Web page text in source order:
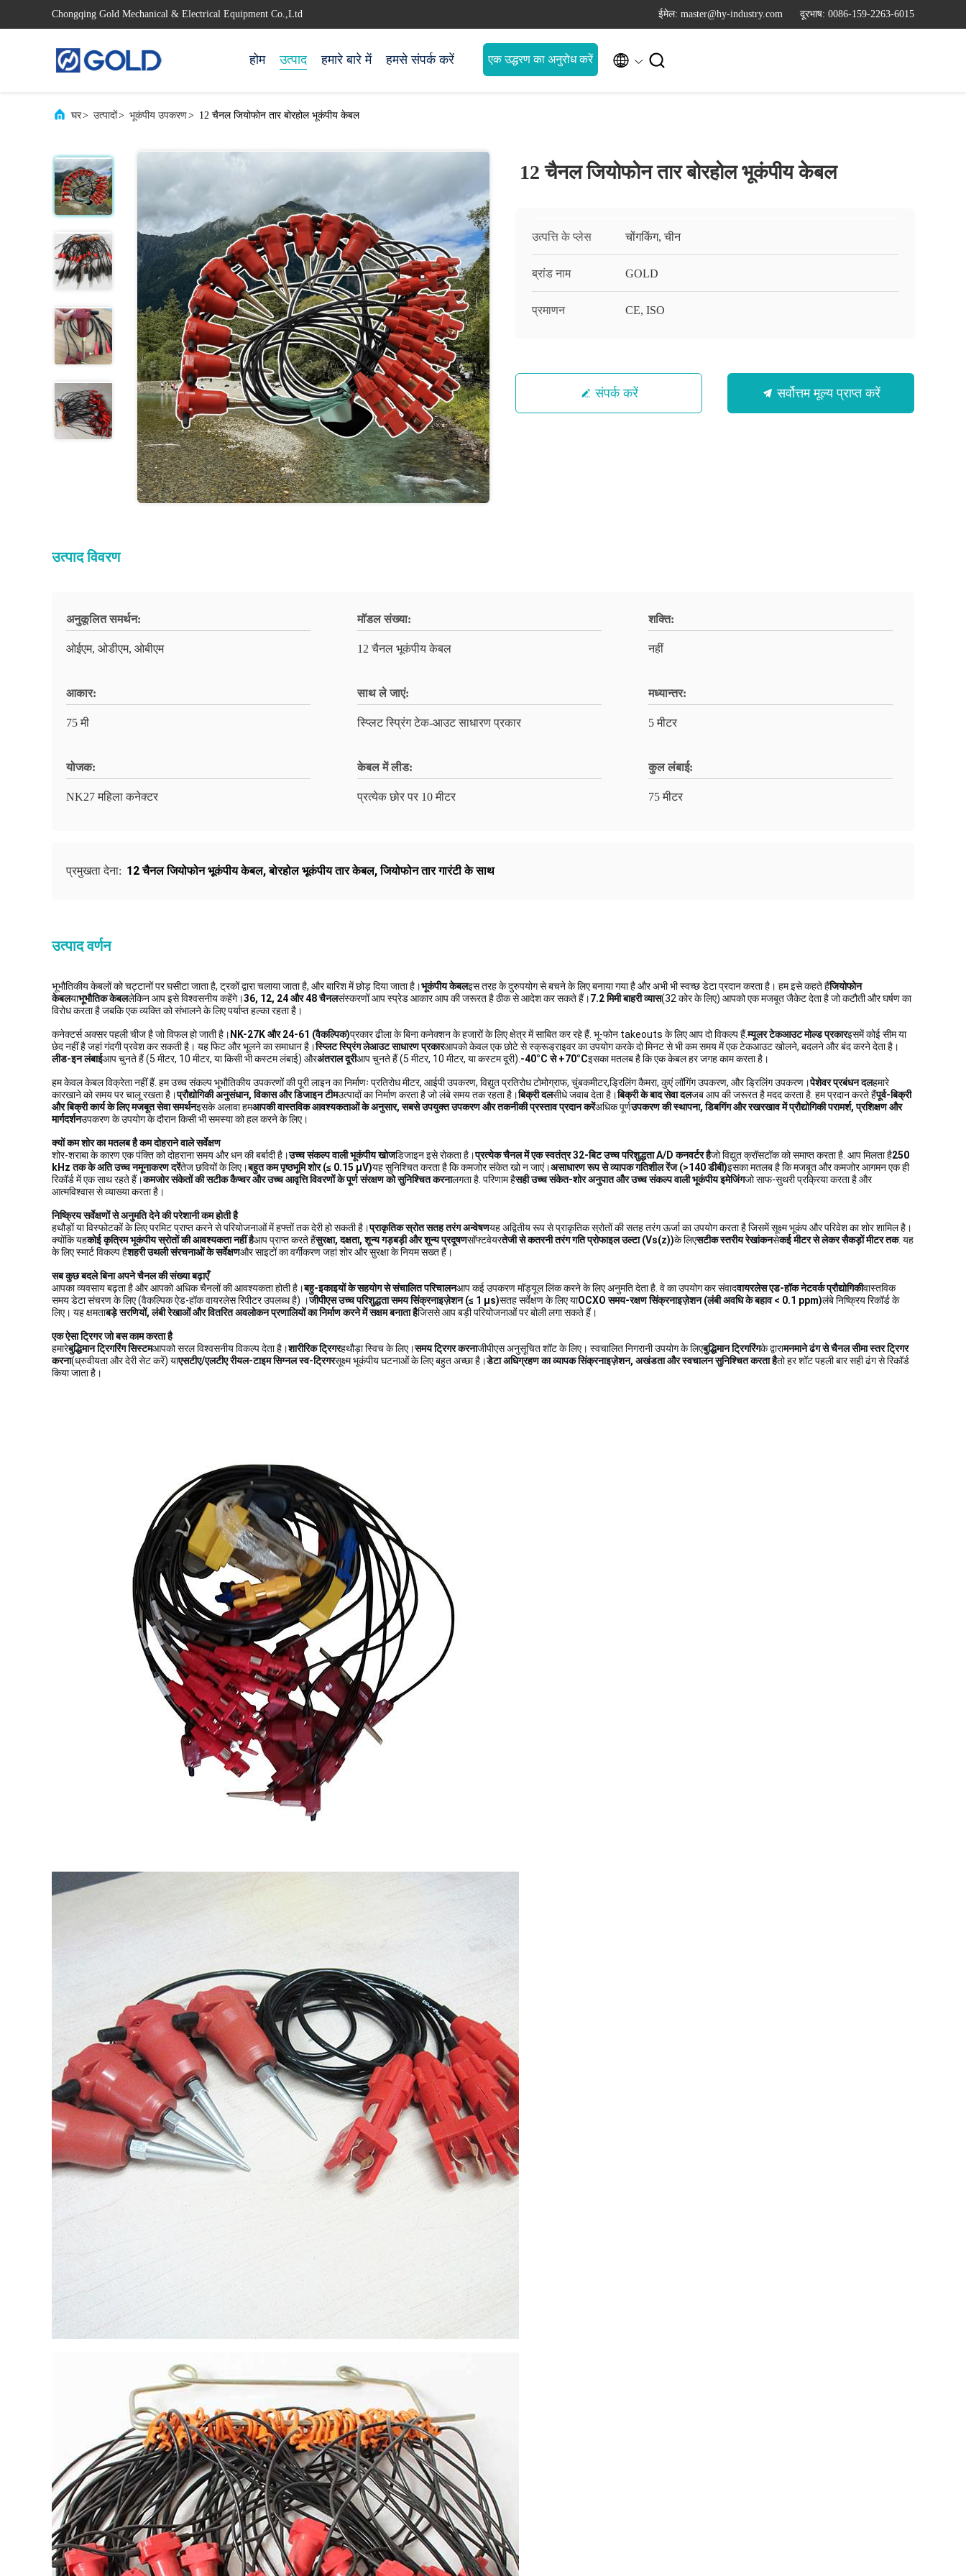
Chongqing Gold Mechanical & Electrical Equipment Co.,Ltd ईमेल: master@hy-industry.com दूरभाष: 0086-159-2263-6015
होम उत्पाद हमारे बारे में हमसे संपर्क करें एक उद्धरण का अनुरोध करें  
घर> उत्पादों> भूकंपीय उपकरण> 12 चैनल जियोफोन तार बोरहोल भूकंपीय केबल
12 चैनल जियोफोन तार बोरहोल भूकंपीय केबल
उत्पत्ति के प्लेस चोंगकिंग, चीन
ब्रांड नाम GOLD
प्रमाणन CE, ISO
संपर्क करें सर्वोत्तम मूल्य प्राप्त करें
उत्पाद विवरण
अनुकूलित समर्थन:
ओईएम, ओडीएम, ओबीएम
मॉडल संख्या:
12 चैनल भूकंपीय केबल
शक्ति:
नहीं
आकार:
75 मी
साथ ले जाएं:
स्प्लिट स्प्रिंग टेक-आउट साधारण प्रकार
मध्यान्तर:
5 मीटर
योजक:
NK27 महिला कनेक्टर
केबल में लीड:
प्रत्येक छोर पर 10 मीटर
कुल लंबाई:
75 मीटर
प्रमुखता देना: 12 चैनल जियोफोन भूकंपीय केबल,बोरहोल भूकंपीय तार केबल,जियोफोन तार गारंटी के साथ
उत्पाद वर्णन
भूभौतिकीय केबलों को चट्टानों पर घसीटा जाता है, ट्रकों द्वारा चलाया जाता है, और बारिश में छोड़ दिया जाता है।भूकंपीय केबलइस तरह के दुरुपयोग से बचने के लिए बनाया गया है और अभी भी स्वच्छ डेटा प्रदान करता है। हम इसे कहते हैंजियोफोन
केबलयाभूभौतिक केबललेकिन आप इसे विश्वसनीय कहेंगे।36, 12, 24 और 48 चैनलसंस्करणों आप स्प्रेड आकार आप की जरूरत है ठीक से आदेश कर सकते हैं।7.2 मिमी बाहरी व्यास(32 कोर के लिए) आपको एक मजबूत जैकेट देता है जो कटौती और घर्षण का
विरोध करता है जबकि एक व्यक्ति को संभालने के लिए पर्याप्त हल्का रहता है।
कनेक्टर्स अक्सर पहली चीज है जो विफल हो जाती है। NK-27K और 24-61 (वैकल्पिक)प्रकार ढीला के बिना कनेक्शन के हजारों के लिए क्षेत्र में साबित कर रहे हैं. भू-फोन takeouts के लिए आप दो विकल्प हैं.म्यूलर टेकआउट मोल्ड प्रकारइसमें कोई सीम या
छेद नहीं है जहां गंदगी प्रवेश कर सकती है। यह फिट और भूलने का समाधान है।स्प्लिट स्प्रिंग लेआउट साधारण प्रकारआपको केवल एक छोटे से स्क्रूड्राइवर का उपयोग करके दो मिनट से भी कम समय में एक टेकआउट खोलने, बदलने और बंद करने देता है।
लीड-इन लंबाईआप चुनते हैं (5 मीटर, 10 मीटर, या किसी भी कस्टम लंबाई) औरअंतराल दूरीआप चुनते हैं (5 मीटर, 10 मीटर, या कस्टम दूरी). -40°C से +70°Cइसका मतलब है कि एक केबल हर जगह काम करता है।
हम केवल केबल विक्रेता नहीं हैं. हम उच्च संकल्प भूभौतिकीय उपकरणों की पूरी लाइन का निर्माणः प्रतिरोध मीटर, आईपी उपकरण, विद्युत प्रतिरोध टोमोग्राफ, चुंबकमीटर,ड्रिलिंग कैमरा, कुएं लॉगिंग उपकरण, और ड्रिलिंग उपकरण।पेशेवर प्रबंधन दलहमारे
कारखाने को समय पर चालू रखता है।प्रौद्योगिकी अनुसंधान, विकास और डिजाइन टीमउत्पादों का निर्माण करता है जो लंबे समय तक रहता है।बिक्री दलसीधे जवाब देता है।बिक्री के बाद सेवा दलजब आप की जरूरत है मदद करता है. हम प्रदान करते हैंपूर्व-बिक्री
और बिक्री कार्य के लिए मजबूत सेवा समर्थनइसके अलावा हमआपकी वास्तविक आवश्यकताओं के अनुसार, सबसे उपयुक्त उपकरण और तकनीकी प्रस्ताव प्रदान करेंअधिक पूर्णउपकरण की स्थापना, डिबगिंग और रखरखाव में प्रौद्योगिकी परामर्श, प्रशिक्षण और
मार्गदर्शनउपकरण के उपयोग के दौरान किसी भी समस्या को हल करने के लिए।
क्यों कम शोर का मतलब है कम दोहराने वाले सर्वेक्षण
शोर-शराबा के कारण एक पंक्ति को दोहराना समय और धन की बर्बादी है।उच्च संकल्प वाली भूकंपीय खोजडिजाइन इसे रोकता है।प्रत्येक चैनल में एक स्वतंत्र 32-बिट उच्च परिशुद्धता A/D कनवर्टर हैजो विद्युत क्रॉसटॉक को समाप्त करता है. आप मिलता है250
kHz तक के अति उच्च नमूनाकरण दरेंतेज छवियों के लिए।बहुत कम पृष्ठभूमि शोर (≤ 0.15 μV)यह सुनिश्चित करता है कि कमजोर संकेत खो न जाएं।असाधारण रूप से व्यापक गतिशील रेंज (>140 डीबी)इसका मतलब है कि मजबूत और कमजोर आगमन एक ही
रिकॉर्ड में एक साथ रहते हैं।कमजोर संकेतों की सटीक कैप्चर और उच्च आवृत्ति विवरणों के पूर्ण संरक्षण को सुनिश्चित करनालगता है. परिणाम हैसही उच्च संकेत-शोर अनुपात और उच्च संकल्प वाली भूकंपीय इमेजिंगजो साफ-सुथरी प्रक्रिया करता है और
आत्मविश्वास से व्याख्या करता है।
निष्क्रिय सर्वेक्षणों से अनुमति देने की परेशानी कम होती है
हथौड़ों या विस्फोटकों के लिए परमिट प्राप्त करने से परियोजनाओं में हफ्तों तक देरी हो सकती है।प्राकृतिक स्रोत सतह तरंग अन्वेषणयह अद्वितीय रूप से प्राकृतिक स्रोतों की सतह तरंग ऊर्जा का उपयोग करता है जिसमें सूक्ष्म भूकंप और परिवेश का शोर शामिल है।
क्योंकि यहकोई कृत्रिम भूकंपीय स्रोतों की आवश्यकता नहीं हैआप प्राप्त करते हैंसुरक्षा, दक्षता, शून्य गड़बड़ी और शून्य प्रदूषणसॉफ्टवेयरतेजी से कतरनी तरंग गति प्रोफाइल उल्टा (Vs(z))के लिएसटीक स्तरीय रेखांकनसेकई मीटर से लेकर सैकड़ों मीटर तक. यह
के लिए स्मार्ट विकल्प हैशहरी उथली संरचनाओं के सर्वेक्षणऔर साइटों का वर्गीकरण जहां शोर और सुरक्षा के नियम सख्त हैं।
सब कुछ बदले बिना अपने चैनल की संख्या बढ़ाएँ
आपका व्यवसाय बढ़ता है और आपको अधिक चैनलों की आवश्यकता होती है।बहु-इकाइयों के सहयोग से संचालित परिचालनआप कई उपकरण मॉड्यूल लिंक करने के लिए अनुमति देता है. वे का उपयोग कर संवादवायरलेस एड-हॉक नेटवर्क प्रौद्योगिकीवास्तविक
समय डेटा संचरण के लिए (वैकल्पिक ऐड-हॉक वायरलेस रिपीटर उपलब्ध है) ।जीपीएस उच्च परिशुद्धता समय सिंक्रनाइज़ेशन (≤ 1 μs)सतह सर्वेक्षण के लिए याOCXO समय-रक्षण सिंक्रनाइज़ेशन (लंबी अवधि के बहाव < 0.1 ppm)लंबे निष्क्रिय रिकॉर्ड के
लिए। यह क्षमताबड़े सरणियों, लंबी रेखाओं और वितरित अवलोकन प्रणालियों का निर्माण करने में सक्षम बनाता हैजिससे आप बड़ी परियोजनाओं पर बोली लगा सकते हैं।
एक ऐसा ट्रिगर जो बस काम करता है
हमारेबुद्धिमान ट्रिगरिंग सिस्टमआपको सरल विश्वसनीय विकल्प देता है।शारीरिक ट्रिगरहथौड़ा स्विच के लिए।समय ट्रिगर करनाजीपीएस अनुसूचित शॉट के लिए। स्वचालित निगरानी उपयोग के लिएबुद्धिमान ट्रिगरिंगके द्वारामनमाने ढंग से चैनल सीमा स्तर ट्रिगर
करना(ध्रुवीयता और देरी सेट करें) याएसटीए/एलटीए रीयल-टाइम सिग्नल स्व-ट्रिगरसूक्ष्म भूकंपीय घटनाओं के लिए बहुत अच्छा है।डेटा अधिग्रहण का व्यापक सिंक्रनाइज़ेशन, अखंडता और स्वचालन सुनिश्चित करता हैतो हर शॉट पहली बार सही ढंग से रिकॉर्ड
किया जाता है।